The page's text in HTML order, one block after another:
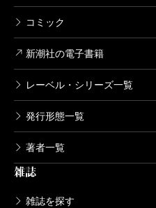
コミック
新潮社の電子書籍
レーベル・シリーズ一覧
発行形態一覧
著者一覧
雑誌
雑誌を探す